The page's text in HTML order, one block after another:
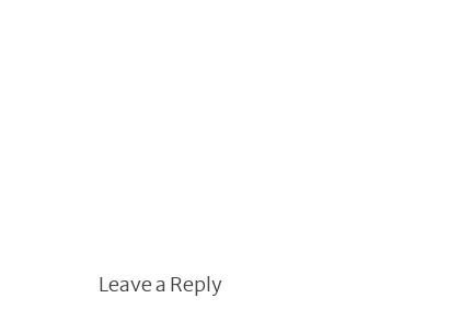
Leave a Reply